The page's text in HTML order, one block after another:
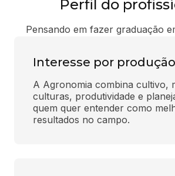
Perfil do
Pensando em fazer graduação
Interesse por
A Agronomia combina cultivo,
culturas, produtividade e
quem quer entender como
resultados no campo.